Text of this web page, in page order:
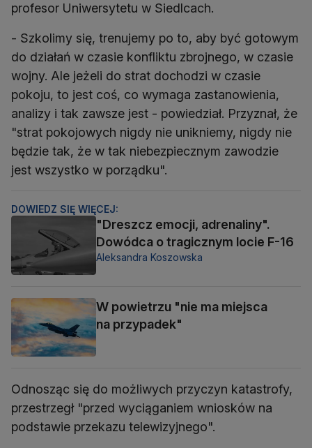
profesor Uniwersytetu w Siedlcach.
- Szkolimy się, trenujemy po to, aby być gotowym
do działań w czasie konfliktu zbrojnego, w czasie
wojny. Ale jeżeli do strat dochodzi w czasie
pokoju, to jest coś, co wymaga zastanowienia,
analizy i tak zawsze jest - powiedział. Przyznał, że
"strat pokojowych nigdy nie unikniemy, nigdy nie
będzie tak, że w tak niebezpiecznym zawodzie
jest wszystko w porządku".
DOWIEDZ SIĘ WIĘCEJ:
"Dreszcz emocji, adrenaliny".
Dowódca o tragicznym locie F-16
Aleksandra Koszowska
W powietrzu "nie ma miejsca
na przypadek"
Odnosząc się do możliwych przyczyn katastrofy,
przestrzegł "przed wyciąganiem wniosków na
podstawie przekazu telewizyjnego".